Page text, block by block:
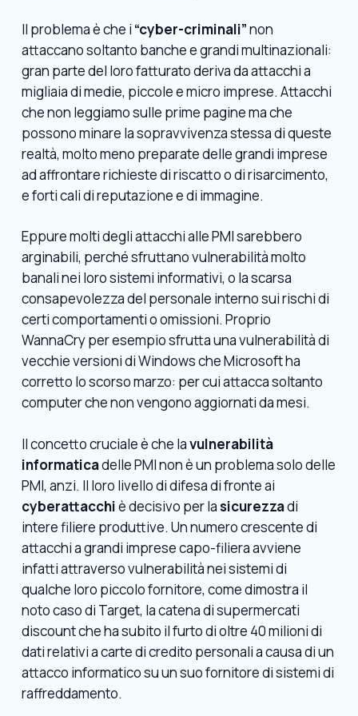
Il problema è che i “cyber-criminali”non
attaccano soltanto banche e grandi multinazionali:
gran parte del loro fatturato deriva da attacchi a
migliaia di medie, piccole e micro imprese. Attacchi
che non leggiamo sulle prime pagine ma che
possono minare la sopravvivenza stessa di queste
realtà, molto meno preparate delle grandi imprese
ad affrontare richieste di riscatto o di risarcimento,
e forti cali di reputazione e di immagine.
Eppure molti degli attacchi alle PMI sarebbero
arginabili, perché sfruttano vulnerabilità molto
banali nei loro sistemi informativi, o la scarsa
consapevolezza del personale interno sui rischi di
certi comportamenti o omissioni. Proprio
WannaCry per esempio sfrutta una vulnerabilità di
vecchie versioni di Windows che Microsoft ha
corretto lo scorso marzo: per cui attacca soltanto
computer che non vengono aggiornati da mesi.
Il concetto cruciale è che lavulnerabilità
informaticadelle PMI non è un problema solo delle
PMI, anzi. Il loro livello di difesa di fronte ai
cyberattacchiè decisivo per lasicurezzadi
intere filiere produttive. Un numero crescente di
attacchi a grandi imprese capo-filiera avviene
infatti attraverso vulnerabilità nei sistemi di
qualche loro piccolo fornitore, come dimostra il
noto caso di Target, la catena di supermercati
discount che ha subito il furto di oltre 40 milioni di
dati relativi a carte di credito personali a causa di un
attacco informatico su un suo fornitore di sistemi di
raffreddamento.